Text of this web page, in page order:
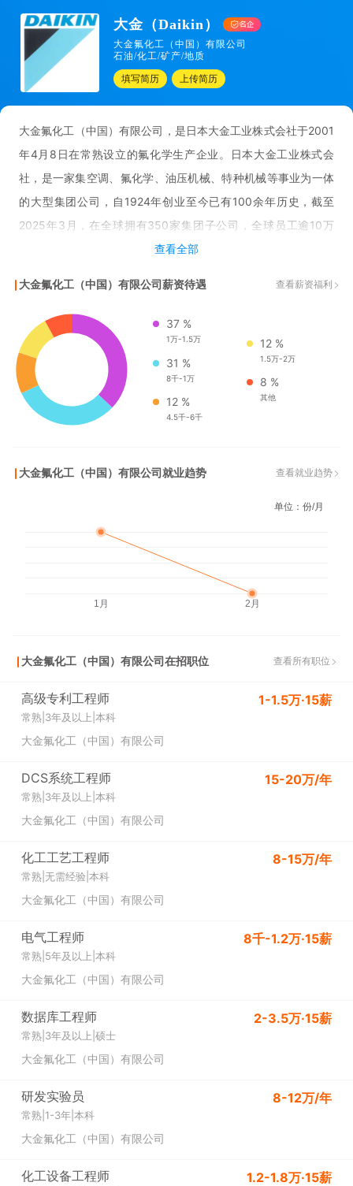
大金（Daikin）
大金氟化工（中国）有限公司
石油/化工/矿产/地质
填写简历 上传简历
大金氟化工（中国）有限公司，是日本大金工业株式会社于2001
年4月8日在常熟设立的氟化学生产企业。日本大金工业株式会
社，是一家集空调、氟化学、油压机械、特种机械等事业为一体
的大型集团公司，自1924年创业至今已有100余年历史，截至
2025年3月，在全球拥有350家集团子公司，全球员工逾10万
名，2024年度集团全球销售额47523亿日元（约合人民币2376
大金氟化工（中国）有限公司位于常熟新材料产业园内，占地
739亩，主要从事氟化工产品的生产、加工、销售及提供相应服
务。公司主要产品有高性能氟树脂、氟橡胶、氟涂料清漆、熔融
氟树脂、新型制冷剂、防污涂层剂、六氟丙烯等。总投资28250
万美元，注册资本16124万美元。在北京、上海、广州、深圳、
熟市颁发的“绿色企业”、“安全管理示范企业”、“工业先进企
业”、“优秀外商投资企业”等荣誉称号，2015年获评“2014年度江
苏省安全文化建设示范企业”、 “国家安全生产标准化一级企业”称
号，2017年获中国环境报社颁发的“绿色发展典范企业”称号，
2018年获得工业和信息化部办公厅颁发的第二批“绿色工厂”，
中国氟硅有机材料协会颁发的“全球氟化工企业TOP10”。同时，
通过举办樱花节、社区清扫、员工义务献血，以及向当地福利
院、敬老院、海虞妈妈爱心组织等实施爱心捐赠、海虞中小学奖
学金捐赠等活动，积极致力于区域社会贡献，履行“优秀企业市
民”的应尽责任。
查看全部
大金氟化工（中国）有限公司薪资待遇 查看薪资福利
37 %
1万-1.5万
31 %
8千-1万
12 %
4.5千-6千
12 %
1.5万-2万
8 %
其他
大金氟化工（中国）有限公司就业趋势 查看就业趋势
大金氟化工（中国）有限公司在招职位 查看所有职位
高级专利工程师
常熟 3年及以上 本科
大金氟化工（中国）有限公司
1-1.5万·15薪
DCS系统工程师
常熟 3年及以上 本科
大金氟化工（中国）有限公司
15-20万/年
化工工艺工程师
常熟 无需经验 本科
大金氟化工（中国）有限公司
8-15万/年
电气工程师
常熟 5年及以上 本科
大金氟化工（中国）有限公司
8千-1.2万·15薪
数据库工程师
常熟 3年及以上 硕士
大金氟化工（中国）有限公司
2-3.5万·15薪
研发实验员
常熟 1-3年 本科
大金氟化工（中国）有限公司
8-12万/年
化工设备工程师 1.2-1.8万·15薪